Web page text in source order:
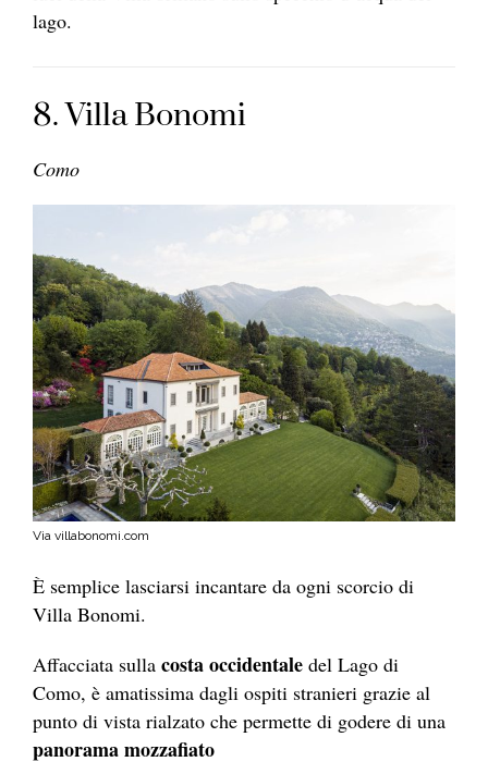
lago.
8. Villa Bonomi
Como
Via villabonomi.com
È semplice lasciarsi incantare da ogni scorcio di
Villa Bonomi.
Affacciata sulla costa occidentale del Lago di
Como, è amatissima dagli ospiti stranieri grazie al
punto di vista rialzato che permette di godere di una
panorama mozzafiato